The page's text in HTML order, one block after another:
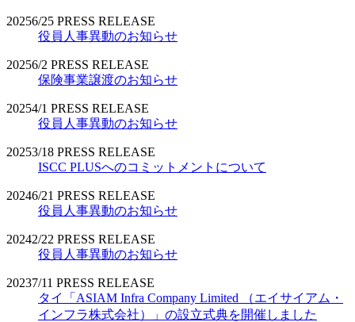
20256/25 PRESS RELEASE
役員人事異動のお知らせ
20256/2 PRESS RELEASE
保険事業譲渡のお知らせ
20254/1 PRESS RELEASE
役員人事異動のお知らせ
20253/18 PRESS RELEASE
ISCC PLUSへのコミットメントについて
20246/21 PRESS RELEASE
役員人事異動のお知らせ
20242/22 PRESS RELEASE
役員人事異動のお知らせ
20237/11 PRESS RELEASE
タイ「ASIAM Infra Company Limited （エイサイアム・
インフラ株式会社）」の設立式典を開催しました